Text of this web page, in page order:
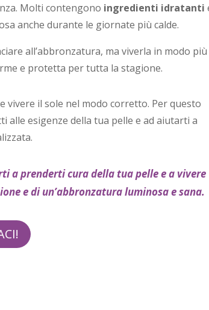
Molti contengono ingredienti idratanti
anche durante le giornate più calde.
all’abbronzatura, ma viverla in modo più
e protetta per tutta la stagione.
vivere il sole nel modo corretto. Per questo
alle esigenze della tua pelle e ad aiutarti a
a prenderti cura della tua pelle e a vivere
e di un’abbronzatura luminosa e sana.